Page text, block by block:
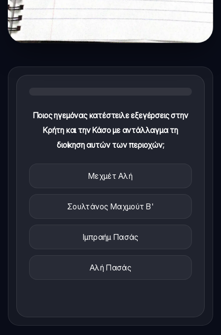
Ποιος ηγεμόνας κατέστειλε εξεγέρσεις στην
Κρήτη και την Κάσο με αντάλλαγμα τη
διοίκηση αυτών των περιοχών;
Μεχμέτ Αλή
Σουλτάνος Μαχμούτ Β'
Ιμπραήμ Πασάς
Αλή Πασάς